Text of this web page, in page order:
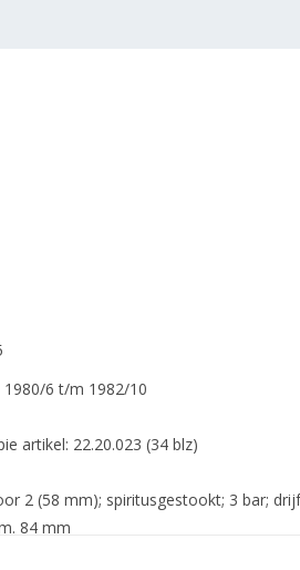
1980/6 t/m 1982/10
artikel: 22.20.023 (34 blz)
2 (58 mm); spiritusgestookt; 3 bar;
84 mm